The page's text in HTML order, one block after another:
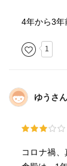
4年から3年
1
ゆうさん
コロナ禍